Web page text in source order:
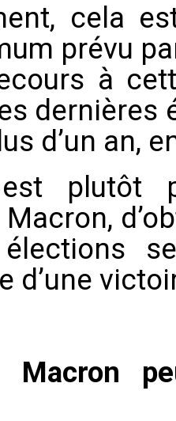
cela
prévu
à
dernières
d’un an,
plutôt
élections
d’une
Macron